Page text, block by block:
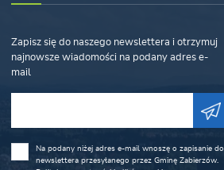
Zapisz się do naszego newslettera i otrzymuj
najnowsze wiadomości na podany adres e-
mail
Na podany niżej adres e-mail wnoszę o zapisanie do
newslettera przesyłanego przez Gminę Zabierzów.